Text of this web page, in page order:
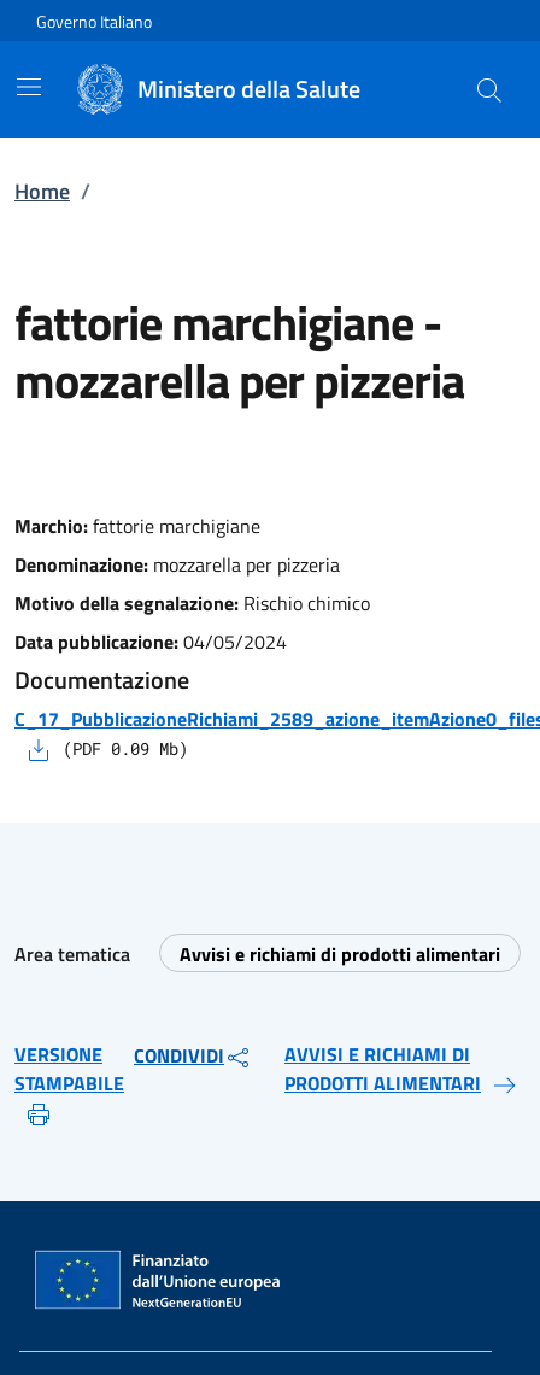
Vai direttamente al contenuto
Governo Italiano
Ministero della Salute
Home /
fattorie marchigiane-
mozzarella per pizzeria
Marchio:fattorie marchigiane
Denominazione: mozzarella per pizzeria
Motivo della segnalazione: Rischio chimico
Data pubblicazione:04/05/2024
Documentazione
(PDF 0.09 Mb)
Area tematica Avvisi e richiami di prodotti alimentari
VERSIONE
STAMPABILE
CONDIVIDI
AVVISI E RICHIAMI DI
PRODOTTI ALIMENTARI